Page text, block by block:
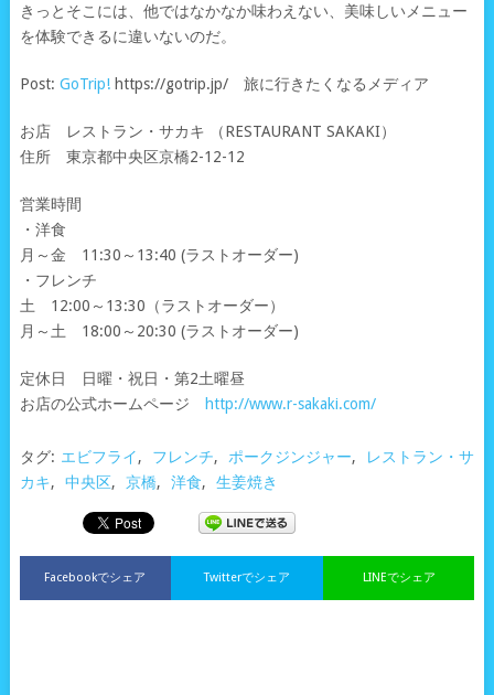
きっとそこには、他ではなかなか味わえない、美味しいメニュー
を体験できるに違いないのだ。
Post: GoTrip!https://gotrip.jp/ 旅に行きたくなるメディア
お店 レストラン・サカキ （RESTAURANT SAKAKI）
住所 東京都中央区京橋2-12-12
営業時間
・洋食
月～金 11:30～13:40 (ラストオーダー)
・フレンチ
土 12:00～13:30（ラストオーダー）
月～土 18:00～20:30 (ラストオーダー)
定休日 日曜・祝日・第2土曜昼
お店の公式ホームページ
http://www.r-sakaki.com/
タグ: エビフライ, フレンチ, ポークジンジャー,
レストラン・サ
カキ, 中央区, 京橋, 洋食, 生姜焼き
Facebookでシェア LINEでシェア
Twitterでシェア